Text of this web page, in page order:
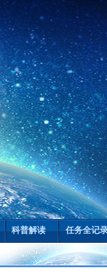
科普解读 任务全记